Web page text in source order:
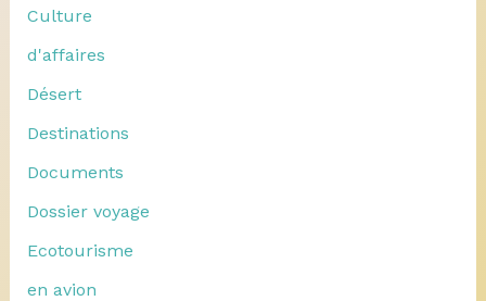
Culture
d'affaires
Désert
Destinations
Documents
Dossier voyage
Ecotourisme
en avion